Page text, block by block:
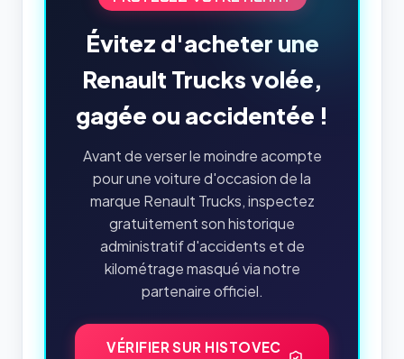
Évitez d'acheter une
Renault Trucks volée,
gagée ou accidentée !
Avant de verser le moindre acompte
pour une voiture d'occasion de la
marque Renault Trucks, inspectez
gratuitement son historique
administratif d'accidents et de
kilométrage masqué via notre
partenaire officiel.
VÉRIFIER SUR HISTOVEC